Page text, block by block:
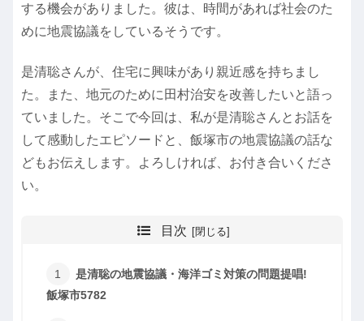
する機会がありました。彼は、時間があれば社会のた
めに地震協議をしているそうです。
是清聡さんが、住宅に興味があり親近感を持ちまし
た。また、地元のために田村治安を改善したいと語っ
ていました。そこで今回は、私が是清聡さんとお話を
して感動したエピソードと、飯塚市の地震協議の話な
どもお伝えします。よろしければ、お付き合いくださ
い。
目次
是清聡の地震協議・海洋ゴミ対策の問題提唱!
飯塚市5782